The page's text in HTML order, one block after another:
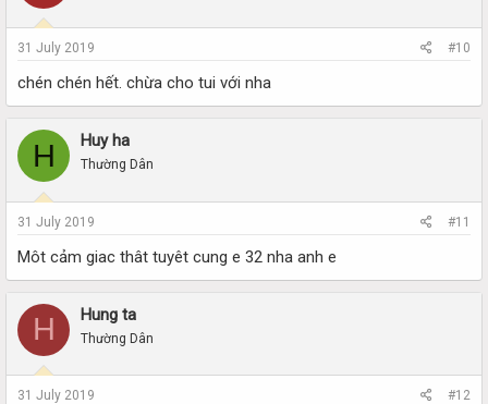
31 July 2019 #10
chén chén hết. chừa cho tui với nha
H Huy ha
Thường Dân
31 July 2019 #11
Môt cảm giac thât tuyêt cung e 32 nha anh e
H Hung ta
Thường Dân
31 July 2019 #12